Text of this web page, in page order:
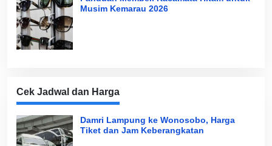
Musim Kemarau 2026
Cek Jadwal dan Harga
Damri Lampung ke Wonosobo, Harga
Tiket dan Jam Keberangkatan